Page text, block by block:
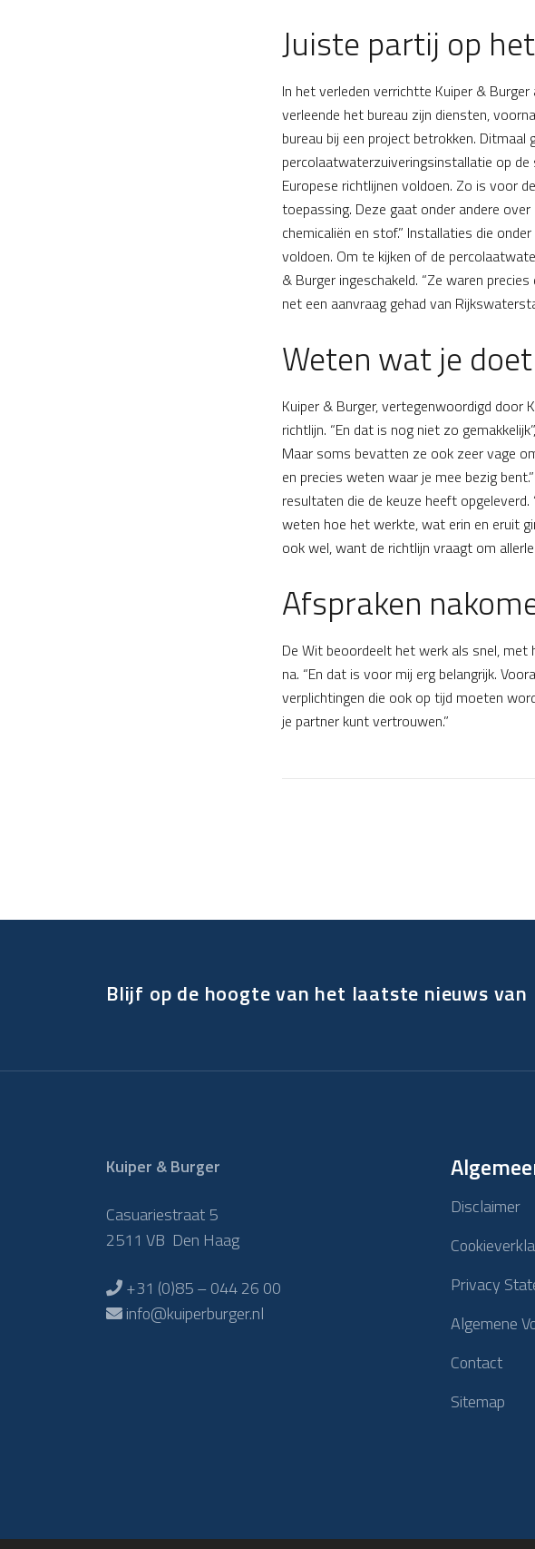
Juiste partij op
In het verleden verrichtte Kuiper &
verleende het bureau zijn diensten,
bureau bij een project betrokken.
percolaatwaterzuiveringsinstallatie op
Europese richtlijnen voldoen. Zo is voor
toepassing. Deze gaat onder andere
chemicaliën en stof.” Installaties die
voldoen. Om te kijken of de
& Burger ingeschakeld. “Ze waren
net een aanvraag gehad van
Weten wat je doet
Kuiper & Burger, vertegenwoordigd door
richtlijn. “En dat is nog niet zo
Maar soms bevatten ze ook zeer vage
en precies weten waar je mee bezig
resultaten die de keuze heeft
weten hoe het werkte, wat erin en eruit
ook wel, want de richtlijn vraagt om
Afspraken
De Wit beoordeelt het werk als snel,
na. “En dat is voor mij erg belangrijk.
verplichtingen die ook op tijd moeten
je partner kunt vertrouwen.”
Blijf op de hoogte van het laatste nieuws van
Kuiper & Burger
Casuariestraat 5
2511 VB Den Haag
+31 (0)85 – 044 26 00
info@kuiperburger.nl
Disclaimer
Privacy
Algemene
Contact
Sitemap